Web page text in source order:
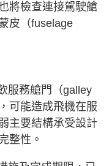
將檢查連接駕駛艙
皮（fuselage
服務艙門（galley
可能造成飛機在服
主要結構承受設計
整性。